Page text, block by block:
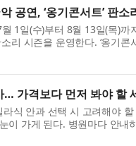
연, ‘옹기콘서트’ 판소
1일(수)부터 8월 13일(목)
리 시즌을 운영한다. ‘옹기
가격보다 먼저 봐야 할
식 안과 선택 시 고려해야
이 가게 된다. 병원마다 안내